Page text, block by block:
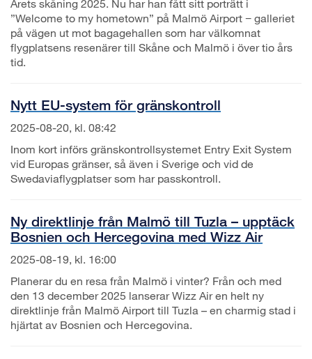
Årets skåning 2025. Nu har han fått sitt porträtt i
”Welcome to my hometown” på Malmö Airport − galleriet
på vägen ut mot bagagehallen som har välkomnat
flygplatsens resenärer till Skåne och Malmö i över tio års
tid.
Nytt EU-system för gränskontroll
2025-08-20, kl. 08:42
Inom kort införs gränskontrollsystemet Entry Exit System
vid Europas gränser, så även i Sverige och vid de
Swedaviaflygplatser som har passkontroll.
Ny direktlinje från Malmö till Tuzla – upptäck
Bosnien och Hercegovina med Wizz Air
2025-08-19, kl. 16:00
Planerar du en resa från Malmö i vinter? Från och med
den 13 december 2025 lanserar Wizz Air en helt ny
direktlinje från Malmö Airport till Tuzla – en charmig stad i
hjärtat av Bosnien och Hercegovina.